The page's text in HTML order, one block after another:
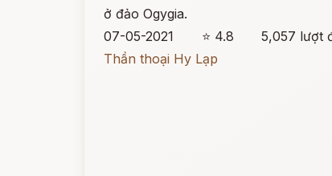
ở đảo Ogygia.
07-05-2021
⭐ 4.8
5,057 lượt
Thần thoại Hy Lạp